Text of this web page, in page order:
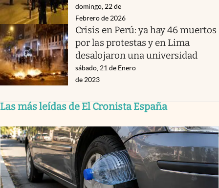
domingo, 22 de
Febrero de 2026
Crisis en Perú: ya hay 46 muertos
por las protestas y en Lima
desalojaron una universidad
sábado, 21 de Enero
de 2023
Las más leídas de El Cronista España